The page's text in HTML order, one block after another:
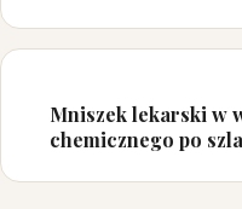
Mniszek lekarski w
chemicznego po